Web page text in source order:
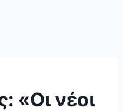
«Οι νέοι